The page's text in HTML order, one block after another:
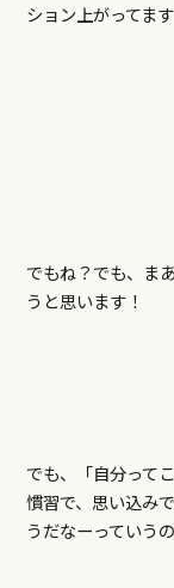
ション上がってます
でもね？でも、ま
うと思います！
でも、「自分って
慣習で、思い込み
うだなーっていう